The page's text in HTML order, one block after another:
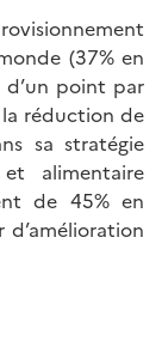
(37% en
d’un point par
réduction de
sa stratégie
alimentaire
de 45% en
d’amélioration